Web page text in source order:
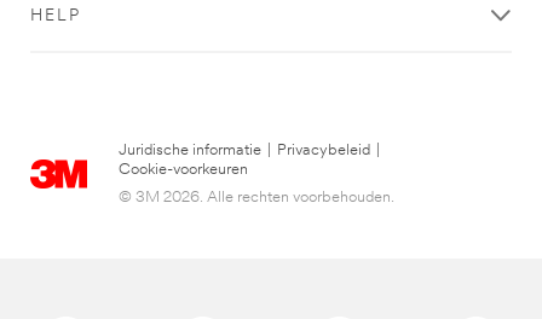
HELP
Juridische informatie Privacybeleid
Cookie-voorkeuren
© 3M 2026. Alle rechten voorbehouden.